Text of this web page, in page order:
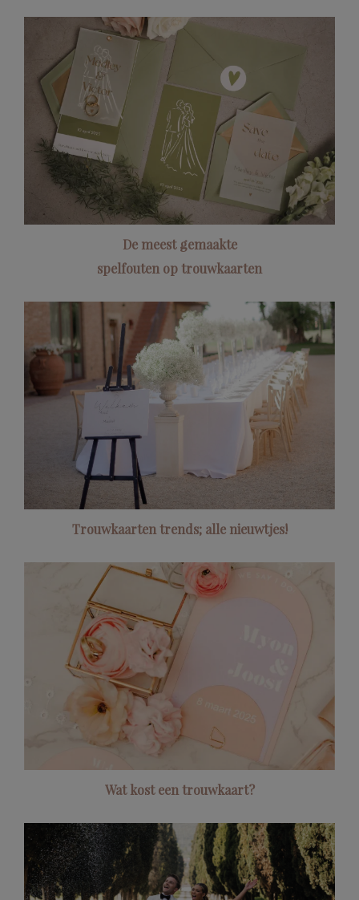
De meest gemaakte
spelfouten op trouwkaarten
Trouwkaarten trends; alle nieuwtjes!
Wat kost een trouwkaart?